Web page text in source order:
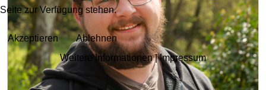
Seite zur Verfügung stehen.
Akzeptieren
Ablehnen
Weitere Informationen|Impressum